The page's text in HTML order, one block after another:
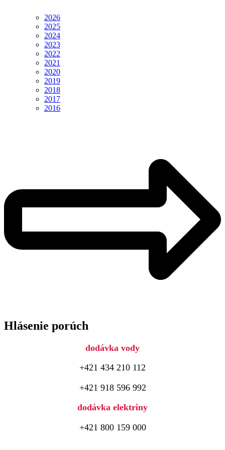
2026
2025
2024
2023
2022
2021
2020
2019
2018
2017
2016
Hlásenie porúch
dodávka vody
+421 434 210 112
+421 918 596 992
dodávka elektriny
+421 800 159 000